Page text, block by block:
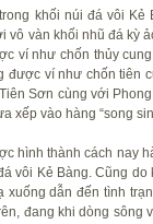
khối núi đá vôi Kẻ
vô vàn khối nhũ đá kỳ
ví như chốn thủy
ví như chốn tiên
Sơn cùng với
xếp vào hàng “song
hình thành cách nay
vôi Kẻ Bàng. Cũng do
dẫn đến tình
đang khi dòng sông